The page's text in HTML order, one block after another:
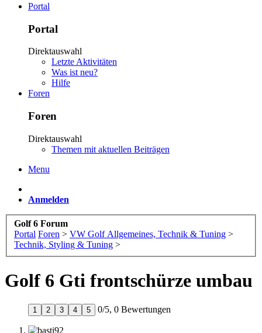
Portal
Portal
Direktauswahl
Letzte Aktivitäten
Was ist neu?
Hilfe
Foren
Foren
Direktauswahl
Themen mit aktuellen Beiträgen
Menu
Anmelden
Golf 6 Forum
Portal Foren > VW Golf Allgemeines, Technik & Tuning >
Technik, Styling & Tuning >
Golf 6 Gti frontschürze umbau
1 2 3 4 5 0/5, 0 Bewertungen